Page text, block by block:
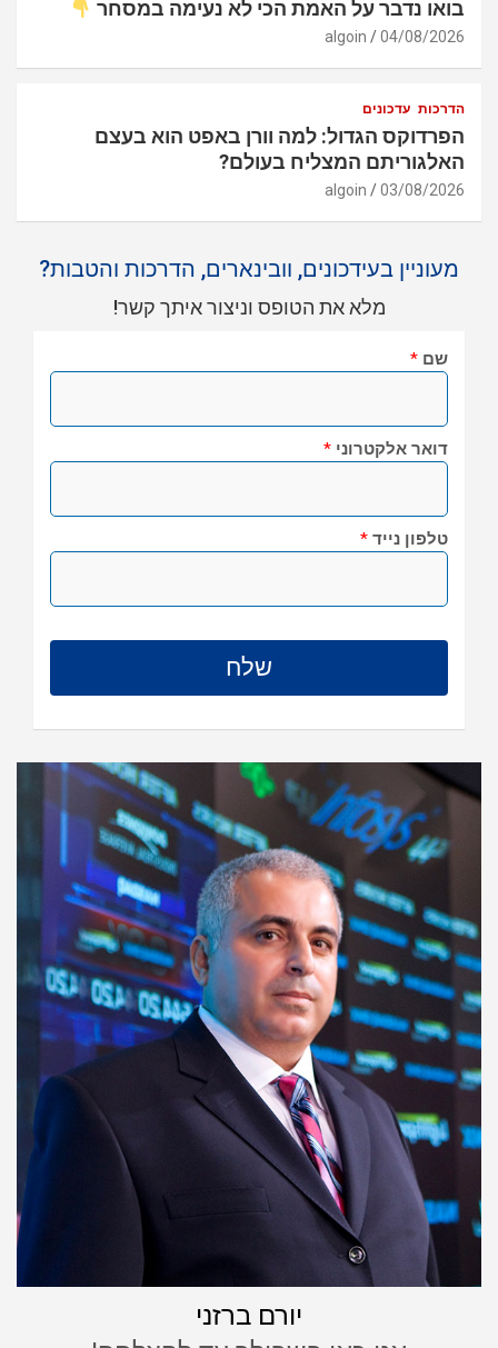
בואו נדבר על האמת הכי לא נעימה במסחר
04/08/2026
algoin
הדרכות עדכונים
הפרדוקס הגדול: למה וורן באפט הוא בעצם
האלגוריתם המצליח בעולם?
03/08/2026
algoin
מעוניין בעידכונים, וובינארים, הדרכות והטבות?
מלא את הטופס וניצור איתך קשר!
שם *
דואר אלקטרוני *
טלפון נייד *
יורם ברזני